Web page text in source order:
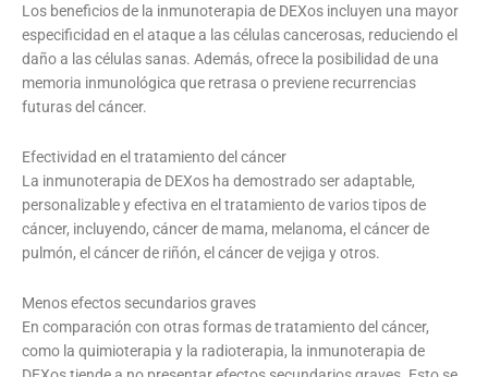
Los beneficios de la inmunoterapia de DEXos incluyen una mayor
especificidad en el ataque a las células cancerosas, reduciendo el
daño a las células sanas. Además, ofrece la posibilidad de una
memoria inmunológica que retrasa o previene recurrencias
futuras del cáncer.
Efectividad en el tratamiento del cáncer
La inmunoterapia de DEXos ha demostrado ser adaptable,
personalizable y efectiva en el tratamiento de varios tipos de
cáncer, incluyendo, cáncer de mama, melanoma, el cáncer de
pulmón, el cáncer de riñón, el cáncer de vejiga y otros.
Menos efectos secundarios graves
En comparación con otras formas de tratamiento del cáncer,
como la quimioterapia y la radioterapia, la inmunoterapia de